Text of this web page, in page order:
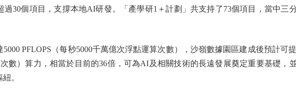
30個項目，支撐本地AI研發。「產學研1＋計劃」共支持了73個項目，當中三
PFLOPS（每秒5000千萬億次浮點運算次數），沙嶺數據園區建成後預計可
數）算力，相當於目前的36倍，可為AI及相關技術的長遠發展奠定重要基礎，
。